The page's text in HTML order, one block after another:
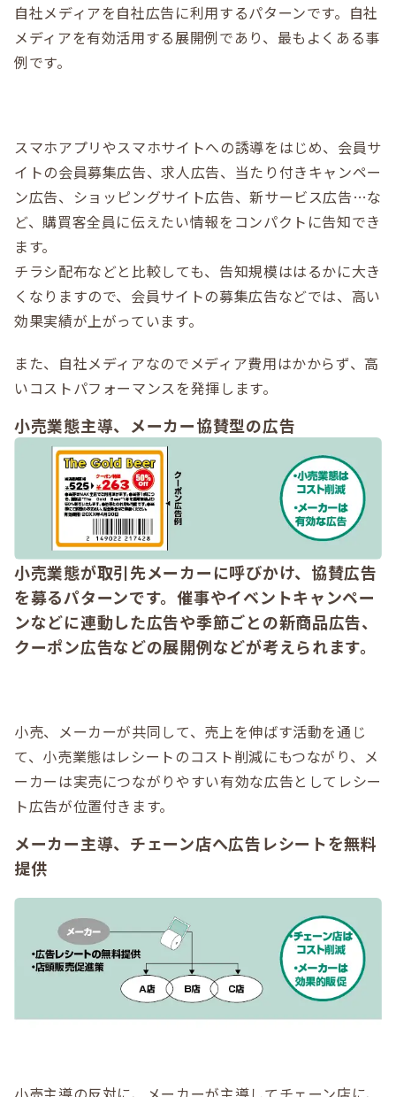
自社メディアを自社広告に利用するパターンです。自社
メディアを有効活用する展開例であり、最もよくある事
例です。
スマホアプリやスマホサイトへの誘導をはじめ、会員サ
イトの会員募集広告、求人広告、当たり付きキャンペー
ン広告、ショッピングサイト広告、新サービス広告…な
ど、購買客全員に伝えたい情報をコンパクトに告知でき
ます。
チラシ配布などと比較しても、告知規模ははるかに大き
くなりますので、会員サイトの募集広告などでは、高い
効果実績が上がっています。
また、自社メディアなのでメディア費用はかからず、高
いコストパフォーマンスを発揮します。
小売業態主導、メーカー協賛型の広告
小売業態が取引先メーカーに呼びかけ、協賛広告
を募るパターンです。催事やイベントキャンペー
ンなどに連動した広告や季節ごとの新商品広告、
クーポン広告などの展開例などが考えられます。
小売、メーカーが共同して、売上を伸ばす活動を通じ
て、小売業態はレシートのコスト削減にもつながり、メ
ーカーは実売につながりやすい有効な広告としてレシー
ト広告が位置付きます。
メーカー主導、チェーン店へ広告レシートを無料
提供